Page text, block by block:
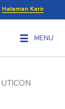
Halaman Karir
MENU
UTICON
Menu